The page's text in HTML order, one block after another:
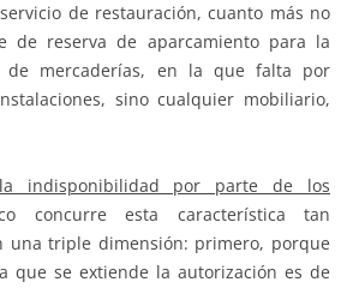
de restauración, cuanto más no
de reserva de aparcamiento para la
de mercaderías, en la que falta por
sino cualquier mobiliario,
indisponibilidad por parte de los
concurre esta característica tan
una triple dimensión: primero, porque
que se extiende la autorización es de